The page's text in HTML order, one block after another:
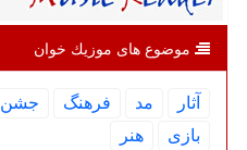
موضوع های موزیك خوان
آثار مد فرهنگ جشن
بازی
هنر